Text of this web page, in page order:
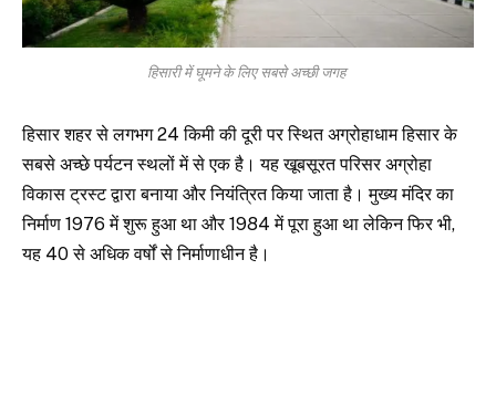
हिसारी में घूमने के लिए सबसे अच्छी जगह
हिसार शहर से लगभग 24 किमी की दूरी पर स्थित अग्रोहाधाम हिसार के
सबसे अच्छे पर्यटन स्थलों में से एक है। यह खूबसूरत परिसर अग्रोहा
विकास ट्रस्ट द्वारा बनाया और नियंत्रित किया जाता है। मुख्य मंदिर का
निर्माण 1976 में शुरू हुआ था और 1984 में पूरा हुआ था लेकिन फिर भी,
यह 40 से अधिक वर्षों से निर्माणाधीन है।